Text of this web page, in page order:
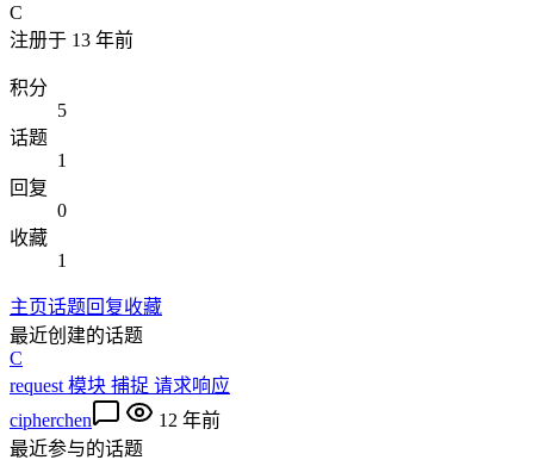
C
注册于 13 年前
积分
5
话题
1
回复
0
收藏
1
主页话题回复收藏
最近创建的话题
C
request 模块 捕捉 请求响应
cipherchen
12 年前
最近参与的话题